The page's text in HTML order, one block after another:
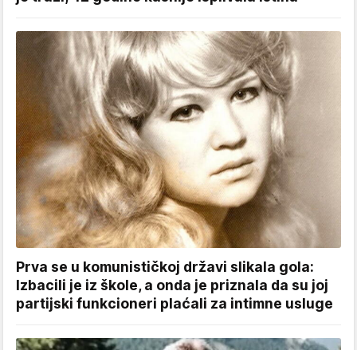
Prva se u komunističkoj državi slikala gola:
Izbacili je iz škole, a onda je priznala da su joj
partijski funkcioneri plaćali za intimne usluge